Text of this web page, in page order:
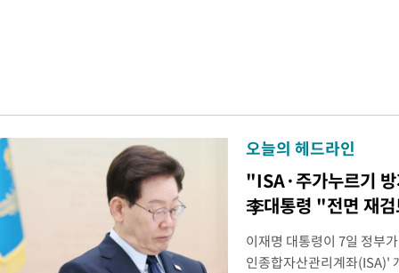
오늘의 헤드라인
"ISA·주가누르기
李대통령 "전면 재
이재명 대통령이 7일 정부
인종합자산관리계좌(ISA)'